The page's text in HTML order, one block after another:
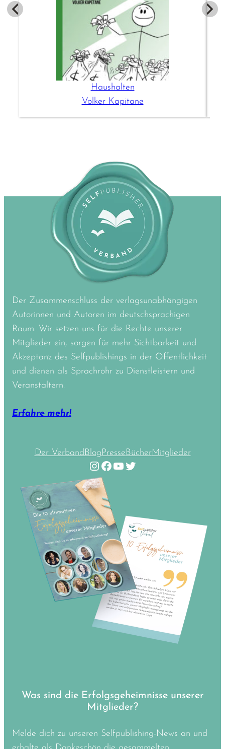
Haushalten
Volker Kapitane
Der Zusammenschluss der verlagsunabhängigen
Autorinnen und Autoren im deutschsprachigen
Raum. Wir setzen uns für die Rechte unserer
Mitglieder ein, sorgen für mehr Sichtbarkeit und
Akzeptanz des Selfpublishings in der Öffentlichkeit
und dienen als Sprachrohr zu Dienstleistern und
Veranstaltern.
Erfahre mehr!
Der VerbandBlogPresseBücherMitglieder
Instagram Facebook YouTube Twitter
Was sind die Erfolgsgeheimnisse unserer
Mitglieder?
Melde dich zu unseren Selfpublishing-News an und